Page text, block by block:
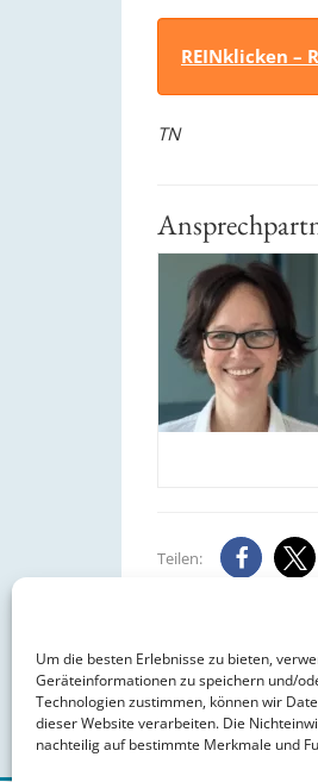
Um die besten Erlebnisse zu bieten,
Geräteinformationen zu speichern und/
Technologien zustimmen, können wir
dieser Website verarbeiten. Die
nachteilig auf bestimmte Merkmale und
REINklicken –
TN
Teilen:
Navigation